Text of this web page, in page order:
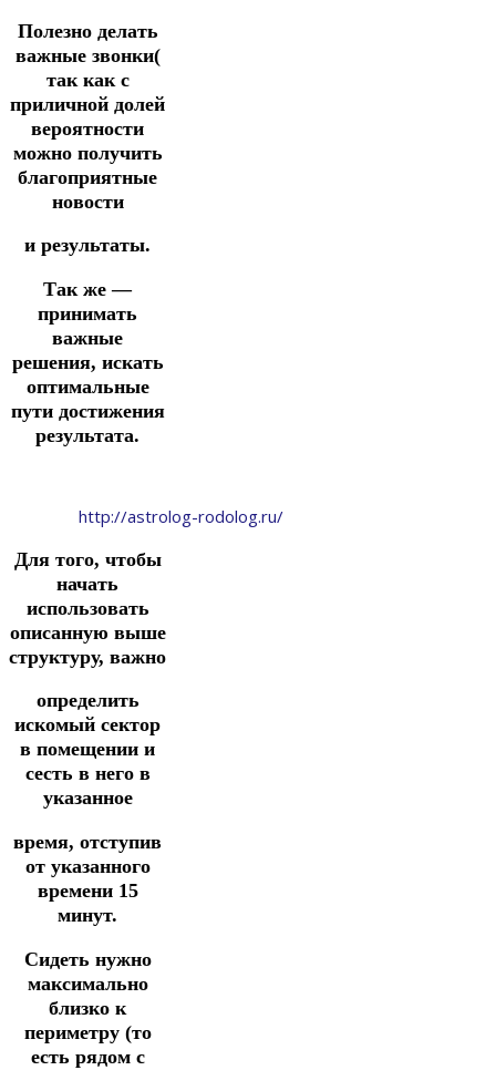
Полезно делать
важные звонки(
так как с
приличной долей
вероятности
можно получить
благоприятные
новости
и результаты.
Так же —
принимать
важные
решения, искать
оптимальные
пути достижения
результата.
http://astrolog-rodolog.ru/
Для того, чтобы
начать
использовать
описанную выше
структуру, важно
определить
искомый сектор
в помещении и
сесть в него в
указанное
время, отступив
от указанного
времени 15
минут.
Сидеть нужно
максимально
близко к
периметру (то
есть рядом с